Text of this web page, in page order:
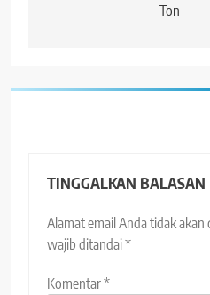
Ton
TINGGALKAN BALASAN
Alamat email Anda tidak akan
wajib ditandai*
Komentar*